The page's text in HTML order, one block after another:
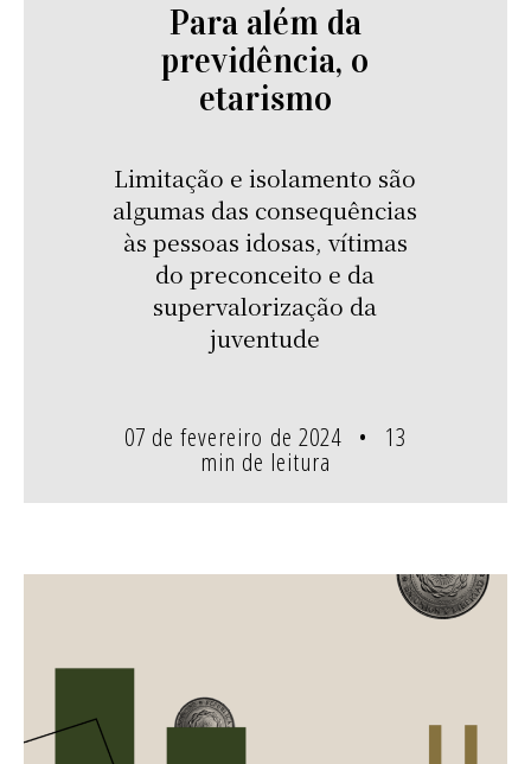
Para além da
previdência, o
etarismo
Limitação e isolamento são
algumas das consequências
às pessoas idosas, vítimas
do preconceito e da
supervalorização da
juventude
07 de fevereiro de 2024 13
min de leitura